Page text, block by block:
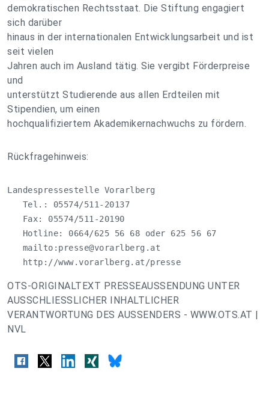
demokratischen Rechtsstaat. Die Stiftung engagiert
sich darüber
hinaus in der internationalen Entwicklungsarbeit und ist
seit vielen
Jahren auch im Ausland tätig. Sie vergibt Förderpreise
und
unterstützt Studierende aus allen Erdteilen mit
Stipendien, um einen
hochqualifiziertem Akademikernachwuchs zu fördern.
Rückfragehinweis:
Landespressestelle Vorarlberg
   Tel.: 05574/511-20137
   Fax: 05574/511-20190
   Hotline: 0664/625 56 68 oder 625 56 67
   mailto:
presse@vorarlberg.at
   http://www.vorarlberg.at/presse
OTS-ORIGINALTEXT PRESSEAUSSENDUNG UNTER
AUSSCHLIESSLICHER INHALTLICHER
VERANTWORTUNG DES AUSSENDERS - WWW.OTS.AT |
NVL